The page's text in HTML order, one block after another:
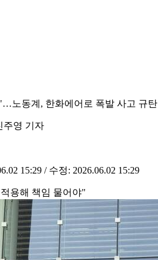
노동계, 한화에어로 폭발 사고 규탄
주영 기자
15:29 / 수정: 2026.06.02 15:29
용해 책임 물어야"